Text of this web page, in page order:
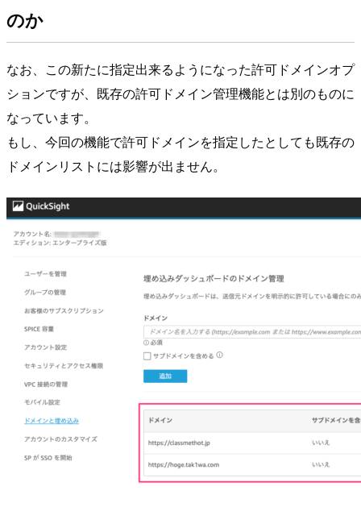
のか
なお、この新たに指定出来るようになった許可ドメインオプ
ションですが、既存の許可ドメイン管理機能とは別のものに
なっています。
もし、今回の機能で許可ドメインを指定したとしても既存の
ドメインリストには影響が出ません。